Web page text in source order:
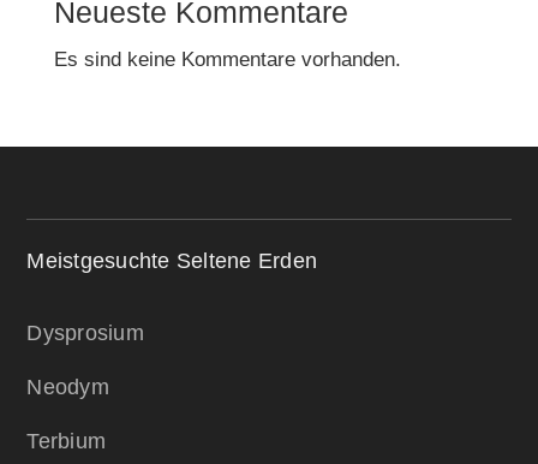
Neueste Kommentare
Es sind keine Kommentare vorhanden.
Meistgesuchte Seltene Erden
Dysprosium
Neodym
Terbium